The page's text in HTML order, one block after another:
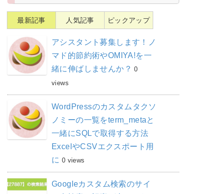
最新記事 人気記事 ピックアップ
アシスタント募集します！ノ
マド的節約術やOMIYA!を一
緒に伸ばしませんか？ 0
views
WordPressのカスタムタクソ
ノミーの一覧をterm_metaと
一緒にSQLで取得する方法
ExcelやCSVエクスポート用
に 0 views
Googleカスタム検索のサイ